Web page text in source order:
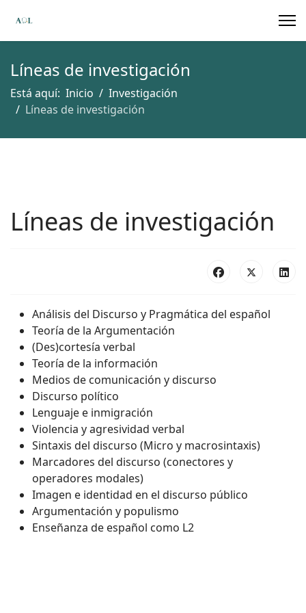
Líneas de investigación
Está aquí: Inicio
Investigación
Líneas de investigación
Líneas de investigación
Análisis del Discurso y Pragmática del español
Teoría de la Argumentación
(Des)cortesía verbal
Teoría de la información
Medios de comunicación y discurso
Discurso político
Lenguaje e inmigración
Violencia y agresividad verbal
Sintaxis del discurso (Micro y macrosintaxis)
Marcadores del discurso (conectores y
operadores modales)
Imagen e identidad en el discurso público
Argumentación y populismo
Enseñanza de español como L2